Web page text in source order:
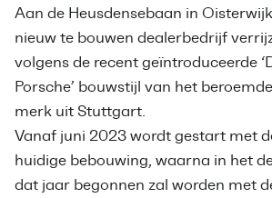
Aan de Heusdensebaan in
nieuw te bouwen dealerbedrijf
volgens de recent geïntroduceerde
Porsche’ bouwstijl van het
merk uit Stuttgart.
Vanaf juni 2023 wordt gestart met
huidige bebouwing, waarna in het
dat jaar begonnen zal worden met